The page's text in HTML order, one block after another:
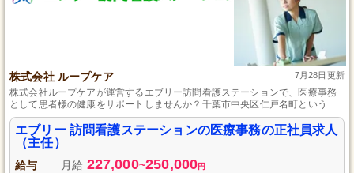
株式会社 ループケア 7月28日更新
株式会社ループケアが運営するエブリー訪問看護ステーションで、医療事務
として患者様の健康をサポートしませんか？千葉市中央区仁戸名町というア
クセスの良い勤務地での勤務です。医療現場での経験がない方も安心のサポ
ート体制が整っており、正社員として安定した生活を築ける機会です。地域
に根差した訪問看護サービスで、あなたの専門性を活かして活躍しましょ
う。
エブリー 訪問看護ステーションの医療事務の正社員求人
（主任）
給与 月給 227,000~250,000円